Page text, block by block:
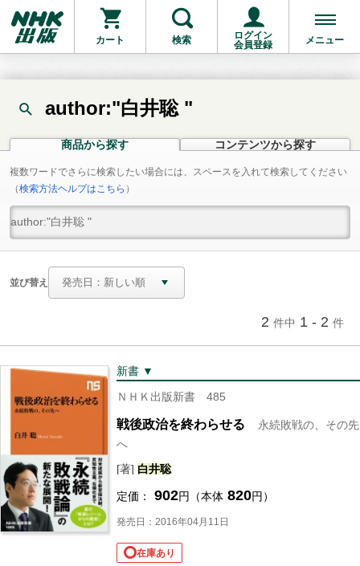
カート 検索
ログイン
会員登録
メニュー
author:"白井聡 "
商品から探す コンテンツから探す
複数ワードでさらに検索したい場合には、スペースを入れて検索してください
（検索方法ヘルプはこちら ）
並び替え
2 件中 1 - 2 件
新書 ▼
ＮＨＫ出版新書 485
戦後政治を終わらせる
永続敗戦の、その先
へ
[著] 白井聡
定価： 902円（本体 820円）
発売日：2016年04月11日
在庫あり